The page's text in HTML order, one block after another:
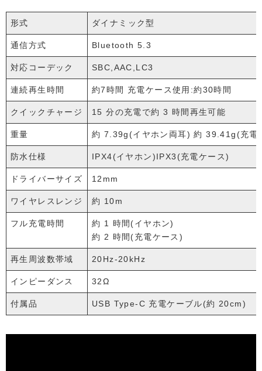
形式 ダイナミック型
通信方式 Bluetooth 5.3
対応コーデック SBC,AAC,LC3
連続再生時間 約7時間 充電ケース使用:約30時間
クイックチャージ 15 分の充電で約 3 時間再生可能
重量 約 7.39g(イヤホン両耳) 約 39.41g(充電
防水仕様 IPX4(イヤホン)IPX3(充電ケース)
ドライバーサイズ 12mm
ワイヤレスレンジ 約 10m
フル充電時間
約 1 時間(イヤホン)
約 2 時間(充電ケース)
再生周波数帯域 20Hz-20kHz
インピーダンス 32Ω
付属品 USB Type-C 充電ケーブル(約 20cm)